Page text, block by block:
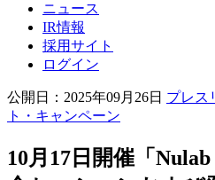
ニュース
IR情報
採用サイト
ログイン
公開日： 2025年09月26日 プレス
ト・キャンペーン
10月17日開催「Nulab